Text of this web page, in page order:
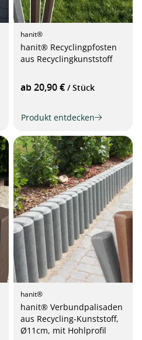
hanit®
hanit® Recyclingpfosten
aus Recyclingkunststoff
ab 20,90 € / Stück
Produkt entdecken
hanit®
hanit® Verbundpalisaden
aus Recycling-Kunststoff,
Ø11cm, mit Hohlprofil